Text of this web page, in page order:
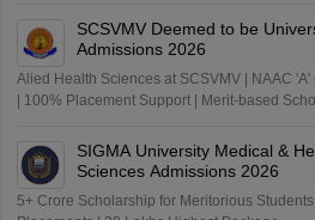
SCSVMV Deemed to be
Admissions 2026
Alied Health Sciences at SCSVMV | NAAC
| 100% Placement Support | Merit-based
SIGMA University Medical &
Sciences Admissions 2026
5+ Crore Scholarship for Meritorious